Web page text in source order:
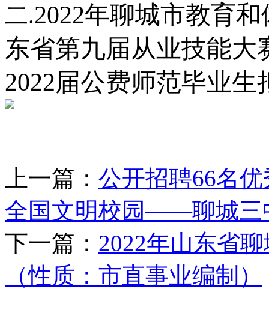
二.2022年聊城市教育
东省第九届从业技能大
2022届公费师范毕业生
上一篇： 公开招聘66名
全国文明校园——聊城三
下一篇： 2022年山东省
（性质：市直事业编制）